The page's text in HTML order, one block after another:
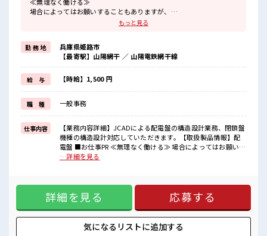
場合によってはお願いすることもありますが、
週末は家族や友人と一緒にプライベート満喫！
≪髪型自由≫
基本的に髪色自由で明るすぎたり奇抜でなければOKです！
(規定有)≪機能的な制服アリ≫
制服があるので、
毎日の服装の悩み解消♪
≪未経験でも活躍できる≫
新しいことにチャレンジするのは不安だけど、
しっかり働く環境が整っています！
イチからスキルUP・ステップUP目指していきましょう！
■職場の雰囲気
髪型・髪色自由♪
仕事の合間の息抜きは休憩室で♪
持ち物が多いあなたにもぴったり☆
ロッカー付き職場♪
もっと見る
勤 務 地
兵庫県姫路市
【最寄駅】山陽網干 ／ 山陽電鉄網干線
給 与 【時給】1,500 円
職 種 一般事務
仕事内容
【業務内容詳細】JCADによる配電盤の構造設計業務、閉鎖盤
機種の構造設計対応していただきます。【取扱製品情報】配
電盤 ■お仕事PR ≪無理なく働ける≫ 場合によってはお願いす
ることもありますが、 残業はほとんどナシ！ ≪完全週休二日
す！ (規定有)≪機能的な制服アリ≫ 制服があるので、 毎日の
服装の悩み解消♪ ≪未経験でも活躍できる≫ 新しいことにチ
ャレンジするのは不安だけど、 しっかり働く環境が整ってい
ます！ イチからスキルUP・ステップUP目指していきましょ
だから、 モチベーションもUP！ 仕事の合間の息抜きは休憩室
…詳細を見る
詳細を見る 応募する
気になるリストに追加する